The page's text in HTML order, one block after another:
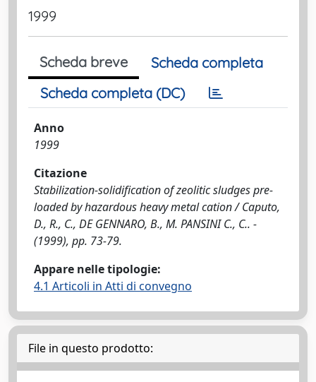
1999
Scheda breve
Scheda completa
Scheda completa (DC)
Anno
1999
Citazione
Stabilization-solidification of zeolitic sludges pre-
loaded by hazardous heavy metal cation / Caputo,
D., R., C., DE GENNARO, B., M. PANSINI C., C.. -
(1999), pp. 73-79.
Appare nelle tipologie:
4.1 Articoli in Atti di convegno
File in questo prodotto: